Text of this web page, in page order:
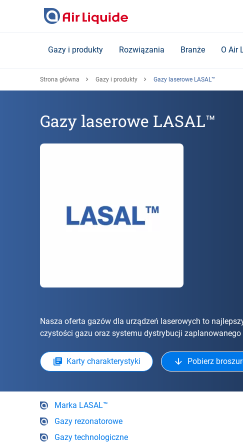
Gazy i produkty Rozwiązania Branże O Air
Strona główna Gazy i produkty Gazy laserowe LASAL™
Gazy laserowe LASAL™
Nasza oferta gazów dla urządzeń laserowych to
czystości gazu oraz systemu dystrybucji
Karty charakterystyki Pobierz
Marka LASAL™
Gazy rezonatorowe
Gazy technologiczne